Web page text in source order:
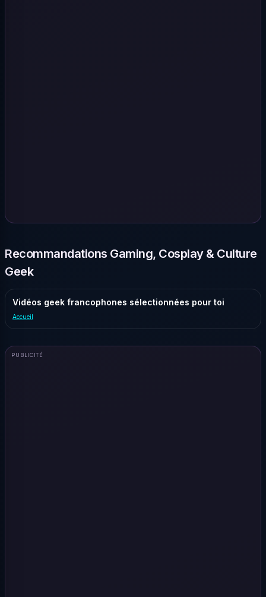
Recommandations Gaming, Cosplay & Culture
Geek
Vidéos geek francophones sélectionnées pour toi
Accueil
PUBLICITÉ